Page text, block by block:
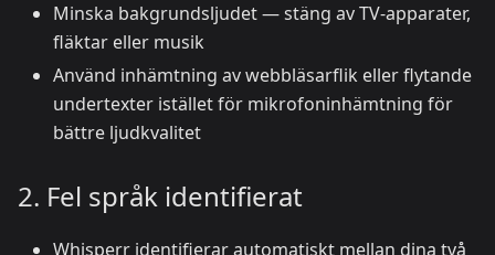
Minska bakgrundsljudet — stäng av TV-apparater,
fläktar eller musik
Använd inhämtning av webbläsarflik eller flytande
undertexter istället för mikrofoninhämtning för
bättre ljudkvalitet
2. Fel språk identifierat
Whisperr identifierar automatiskt mellan dina två